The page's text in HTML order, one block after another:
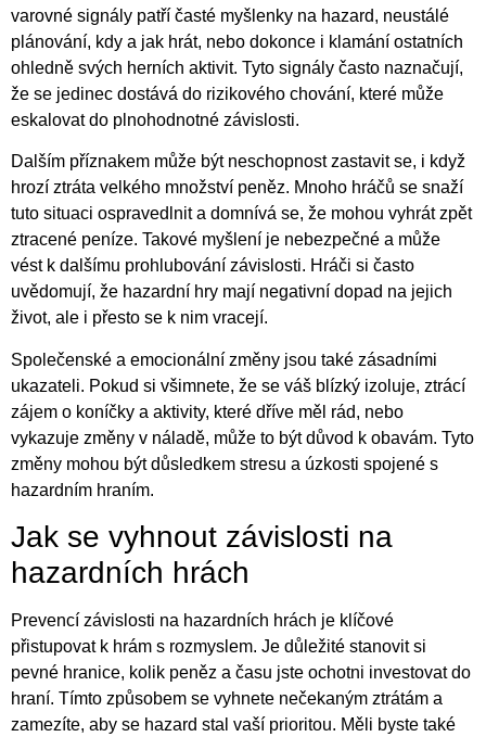
varovné signály patří časté myšlenky na hazard, neustálé
plánování, kdy a jak hrát, nebo dokonce i klamání ostatních
ohledně svých herních aktivit. Tyto signály často naznačují,
že se jedinec dostává do rizikového chování, které může
eskalovat do plnohodnotné závislosti.
Dalším příznakem může být neschopnost zastavit se, i když
hrozí ztráta velkého množství peněz. Mnoho hráčů se snaží
tuto situaci ospravedlnit a domnívá se, že mohou vyhrát zpět
ztracené peníze. Takové myšlení je nebezpečné a může
vést k dalšímu prohlubování závislosti. Hráči si často
uvědomují, že hazardní hry mají negativní dopad na jejich
život, ale i přesto se k nim vracejí.
Společenské a emocionální změny jsou také zásadními
ukazateli. Pokud si všimnete, že se váš blízký izoluje, ztrácí
zájem o koníčky a aktivity, které dříve měl rád, nebo
vykazuje změny v náladě, může to být důvod k obavám. Tyto
změny mohou být důsledkem stresu a úzkosti spojené s
hazardním hraním.
Jak se vyhnout závislosti na
hazardních hrách
Prevencí závislosti na hazardních hrách je klíčové
přistupovat k hrám s rozmyslem. Je důležité stanovit si
pevné hranice, kolik peněz a času jste ochotni investovat do
hraní. Tímto způsobem se vyhnete nečekaným ztrátám a
zamezíte, aby se hazard stal vaší prioritou. Měli byste také